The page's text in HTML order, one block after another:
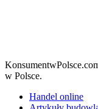
w Polsce.
Handel online